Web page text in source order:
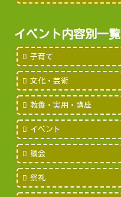
イベント内容別一覧
子育て
文化・芸術
教養・実用・講座
イベント
議会
祭礼